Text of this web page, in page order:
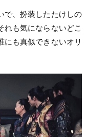
で、扮装したたけしの
も気にならないどこ
にも真似できないオリ